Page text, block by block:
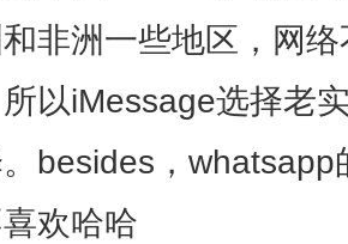
非洲一些地区，网
所以iMessage选择老
besides，
欢哈哈